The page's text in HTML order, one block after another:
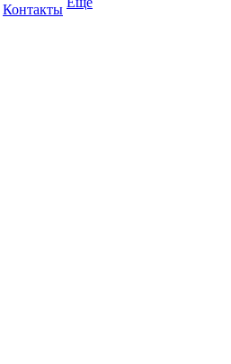
Контакты